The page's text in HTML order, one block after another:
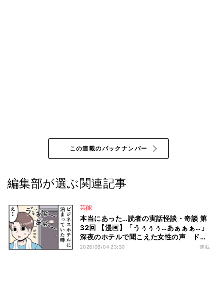
この連載のバックナンバー
編集部が選ぶ関連記事
芸能
本当にあった…読者の実話怪談・奇談 第
32回 【漫画】「うぅぅぅ…あぁぁぁ…」
深夜のホテルで聞こえた女性の声 ドア
を開けた瞬間、言葉を失った
2026/06/04 23:30 連載